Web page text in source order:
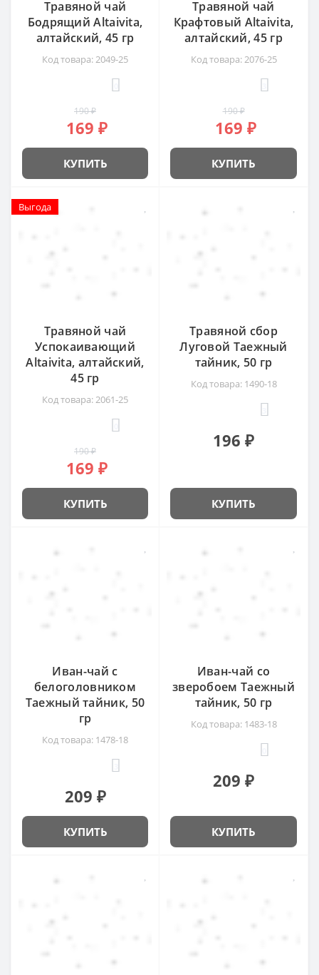
Травяной чай
Бодрящий Altaivita,
алтайский, 45 гр
Код товара: 2049-25
190 ₽
169 ₽
КУПИТЬ
Травяной чай
Крафтовый Altaivita,
алтайский, 45 гр
Код товара: 2076-25
190 ₽
169 ₽
КУПИТЬ
Выгода
Выгода
Травяной чай
Успокаивающий
Altaivita, алтайский,
45 гр
Код товара: 2061-25
190 ₽
169 ₽
КУПИТЬ
Травяной сбор
Луговой Таежный
тайник, 50 гр
Код товара: 1490-18
196 ₽
КУПИТЬ
Иван-чай с
белоголовником
Таежный тайник, 50
гр
Код товара: 1478-18
209 ₽
КУПИТЬ
Иван-чай со
зверобоем Таежный
тайник, 50 гр
Код товара: 1483-18
209 ₽
КУПИТЬ